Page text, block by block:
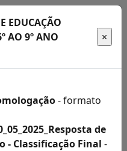
EDUCAÇÃO
AO 9º ANO
- formato
de
- Classificação Final -